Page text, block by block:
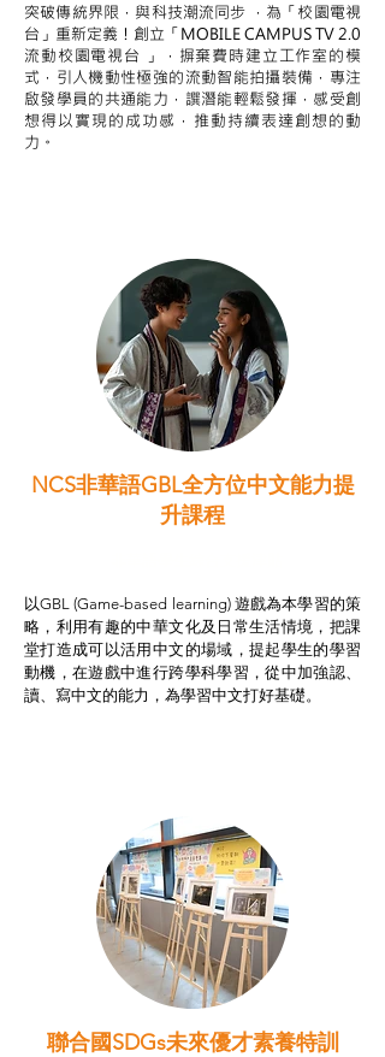
突破傳統界限，與科技潮流同步 ，為「校園電視
台」重新定義！創立「MOBILE CAMPUS TV 2.0
流動校園電視台 」，摒棄費時建立工作室的模
式，引人機動性極強的流動智能拍攝裝備，專注
啟發學員的共通能力，譔潛能輕鬆發揮，感受創
想得以實現的成功感，推動持續表達創想的動
力。
NCS非華語GBL全方位中文能力提
升課程
以GBL (Game-based learning) 遊戲為本學習的策
略，利用有趣的中華文化及日常生活情境，把課
堂打造成可以活用中文的場域，提起學生的學習
動機，在遊戲中進行跨學科學習，從中加強認、
讀、寫中文的能力，為學習中文打好基礎。
聯合國SDGs未來優才素養特訓